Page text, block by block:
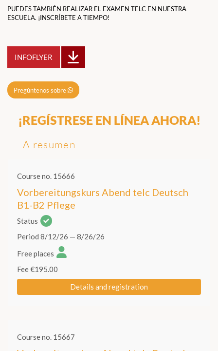
PUEDES TAMBIÉN REALIZAR EL EXAMEN TELC EN NUESTRA
ESCUELA. ¡INSCRÍBETE A TIEMPO!
INFOFLYER
Pregúntenos sobre
¡REGÍSTRESE EN LÍNEA AHORA!
A resumen